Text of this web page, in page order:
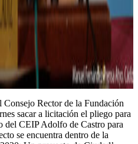
Consejo Rector de la Fundación
sacar a licitación el pliego para
del CEIP Adolfo de Castro para
se encuentra dentro de la